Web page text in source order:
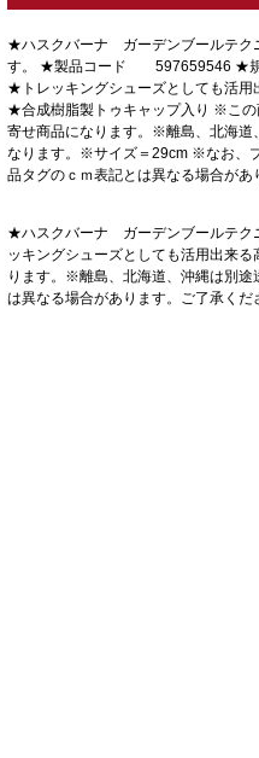
★ハスクバーナ ガーデンブールテク
す。 ★製品コード 597659546 ★
★トレッキングシューズとしても活用
★合成樹脂製トゥキャップ入り ※この
寄せ商品になります。※離島、北海道
なります。※サイズ＝29cm ※なお、
品タグのｃｍ表記とは異なる場合があ
★ハスクバーナ ガーデンブールテ
ッキングシューズとしても活用出来
ります。※離島、北海道、沖縄は別
は異なる場合があります。ご了承くだ